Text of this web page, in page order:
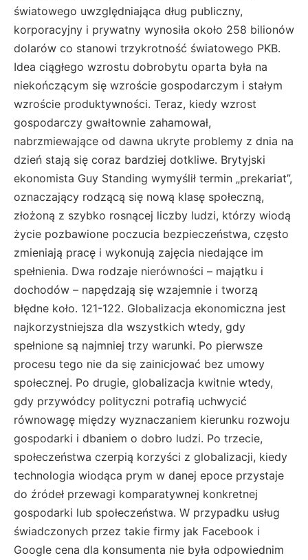
światowego uwzględniająca dług publiczny,
korporacyjny i prywatny wynosiła około 258 bilionów
dolarów co stanowi trzykrotność światowego PKB.
Idea ciągłego wzrostu dobrobytu oparta była na
niekończącym się wzroście gospodarczym i stałym
wzroście produktywności. Teraz, kiedy wzrost
gospodarczy gwałtownie zahamował,
nabrzmiewające od dawna ukryte problemy z dnia na
dzień stają się coraz bardziej dotkliwe. Brytyjski
ekonomista Guy Standing wymyślił termin „prekariat”,
oznaczający rodzącą się nową klasę społeczną,
złożoną z szybko rosnącej liczby ludzi, którzy wiodą
życie pozbawione poczucia bezpieczeństwa, często
zmieniają pracę i wykonują zajęcia niedające im
spełnienia. Dwa rodzaje nierówności – majątku i
dochodów – napędzają się wzajemnie i tworzą
błędne koło. 121-122. Globalizacja ekonomiczna jest
najkorzystniejsza dla wszystkich wtedy, gdy
spełnione są najmniej trzy warunki. Po pierwsze
procesu tego nie da się zainicjować bez umowy
społecznej. Po drugie, globalizacja kwitnie wtedy,
gdy przywódcy polityczni potrafią uchwycić
równowagę między wyznaczaniem kierunku rozwoju
gospodarki i dbaniem o dobro ludzi. Po trzecie,
społeczeństwa czerpią korzyści z globalizacji, kiedy
technologia wiodąca prym w danej epoce przystaje
do źródeł przewagi komparatywnej konkretnej
gospodarki lub społeczeństwa. W przypadku usług
świadczonych przez takie firmy jak Facebook i
Google cena dla konsumenta nie była odpowiednim